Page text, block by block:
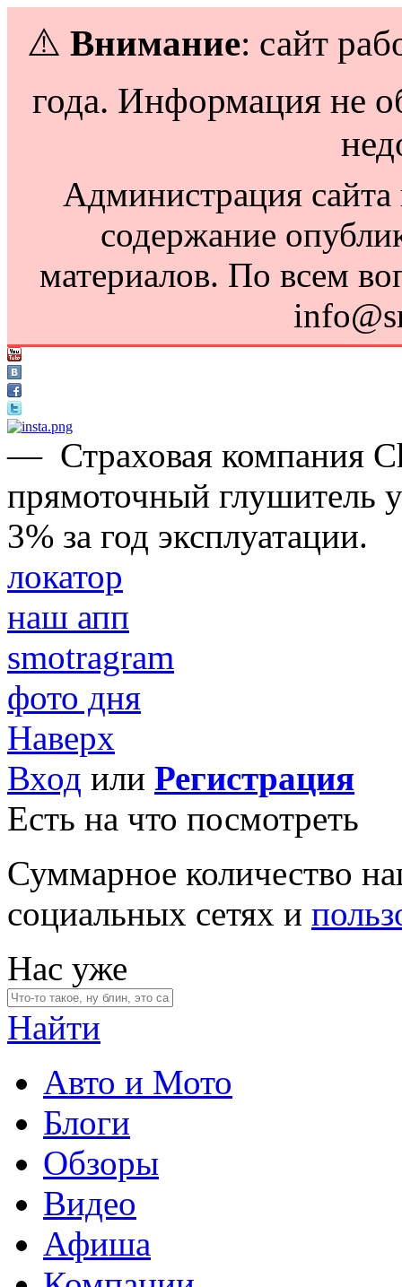
⚠️ Внимание: сайт
года. Информация не
Администрация сайта
содержание
материалов. По всем
— Страховая компания
прямоточный глушитель
3% за год эксплуатации.
локатор
наш апп
smotragram
фото дня
Наверх
Вход или Регистрация
Есть на что посмотреть
Суммарное количество
социальных сетях и
Нас уже
Найти
Авто и Мото
Блоги
Обзоры
Видео
Афиша